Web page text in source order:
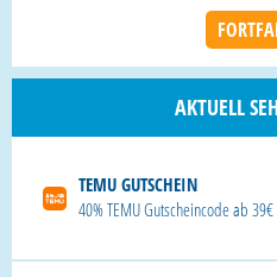
AKTUELL
TEMU GUTSCHEIN
40% TEMU Gutscheincode ab 39€